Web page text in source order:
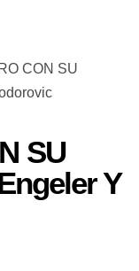
CON SU
SU
Y